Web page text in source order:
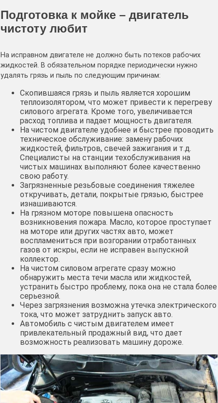
Подготовка к мойке – двигатель
чистоту любит
На исправном двигателе не должно быть потеков рабочих
жидкостей. В обязательном порядке периодически нужно
удалять грязь и пыль по следующим причинам:
Скопившаяся грязь и пыль является хорошим
теплоизолятором, что может привести к перегреву
силового агрегата. Кроме того, увеличивается
расход топлива и падает мощность двигателя.
На чистом двигателе удобнее и быстрее проводить
техническое обслуживание: замену рабочих
жидкостей, фильтров, свечей зажигания и т.д.
Специалисты на станции техобслуживания на
чистых машинах выполняют более качественно
свою работу.
Загрязненные резьбовые соединения тяжелее
откручивать, детали, покрытые грязью, быстрее
изнашиваются.
На грязном моторе повышена опасность
возникновения пожара. Масло, которое проступает
на моторе или других частях авто, может
воспламениться при возгорании отработанных
газов от искры, если не исправен выпускной
коллектор.
На чистом силовом агрегате сразу можно
обнаружить места течи масла или жидкостей,
устранить быстро проблему, пока она не стала более
серьезной.
Через загрязнения возможна утечка электрического
тока, что может затруднить запуск авто.
Автомобиль с чистым двигателем имеет
привлекательный продажный вид, что дает
возможность реализовать машину дороже.